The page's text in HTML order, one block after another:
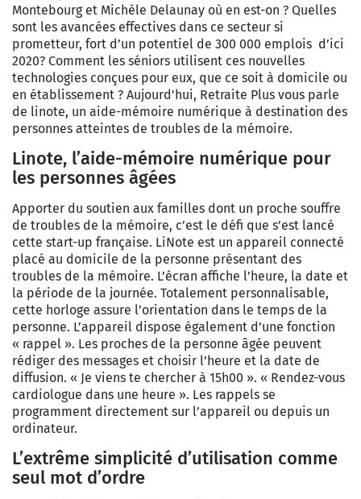
Montebourg et Michèle Delaunay où en est-on ? Quelles
sont les avancées effectives dans ce secteur si
prometteur, fort d’un potentiel de 300 000 emplois d’ici
2020? Comment les séniors utilisent ces nouvelles
technologies conçues pour eux, que ce soit à domicile ou
en établissement ? Aujourd'hui, Retraite Plus vous parle
de linote, un aide-mémoire numérique à destination des
personnes atteintes de troubles de la mémoire.
Linote, l’aide-mémoire numérique pour
les personnes âgées
Apporter du soutien aux familles dont un proche souffre
de troubles de la mémoire, c’est le défi que s’est lancé
cette start-up française. LiNote est un appareil connecté
placé au domicile de la personne présentant des
troubles de la mémoire. L’écran affiche l’heure, la date et
la période de la journée. Totalement personnalisable,
cette horloge assure l’orientation dans le temps de la
personne. L’appareil dispose également d’une fonction
« rappel ». Les proches de la personne âgée peuvent
rédiger des messages et choisir l’heure et la date de
diffusion. « Je viens te chercher à 15h00 ». « Rendez-vous
cardiologue dans une heure ». Les rappels se
programment directement sur l’appareil ou depuis un
ordinateur.
L’extrême simplicité d’utilisation comme
seul mot d’ordre